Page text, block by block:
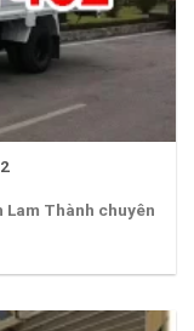
Lam Thành chuyên